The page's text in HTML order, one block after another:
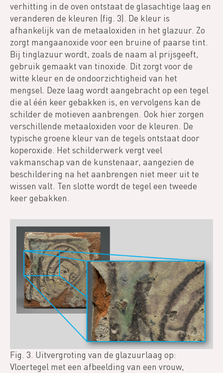
verhitting in de oven ontstaat de glasachtige laag en
veranderen de kleuren (fig. 3). De kleur is
afhankelijk van de metaaloxiden in het glazuur. Zo
zorgt mangaanoxide voor een bruine of paarse tint.
Bij tinglazuur wordt, zoals de naam al prijsgeeft,
gebruik gemaakt van tinoxide. Dit zorgt voor de
witte kleur en de ondoorzichtigheid van het
mengsel. Deze laag wordt aangebracht op een tegel
die al één keer gebakken is, en vervolgens kan de
schilder de motieven aanbrengen. Ook hier zorgen
verschillende metaaloxiden voor de kleuren. De
typische groene kleur van de tegels ontstaat door
koperoxide. Het schilderwerk vergt veel
vakmanschap van de kunstenaar, aangezien de
beschildering na het aanbrengen niet meer uit te
wissen valt. Ten slotte wordt de tegel een tweede
keer gebakken.
Fig. 3. Uitvergroting van de glazuurlaag op:
Vloertegel met een afbeelding van een vrouw,